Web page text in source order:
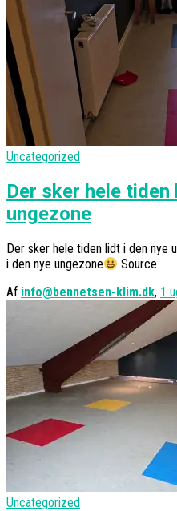
Uncategorized
Der sker hele tiden
ungezone
Der sker hele tiden lidt i den nye
i den nye ungezone
Source
Af info@bennetsen-klim.dk, 1
Uncategorized